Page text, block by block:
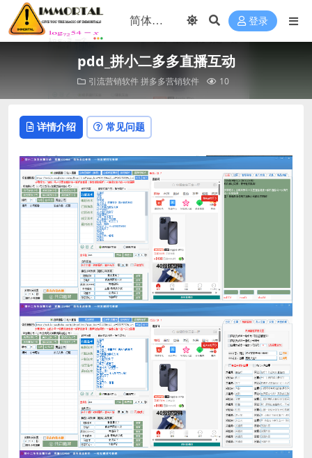
登录
pdd_拼小二多多直播互动
引流营销软件拼多多营销软件 10
详情介绍 常见问题